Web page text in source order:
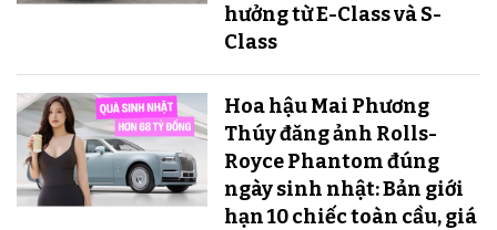
hưởng từ E-Class và S-
Class
Hoa hậu Mai Phương
Thúy đăng ảnh Rolls-
Royce Phantom đúng
ngày sinh nhật: Bản giới
hạn 10 chiếc toàn cầu, giá